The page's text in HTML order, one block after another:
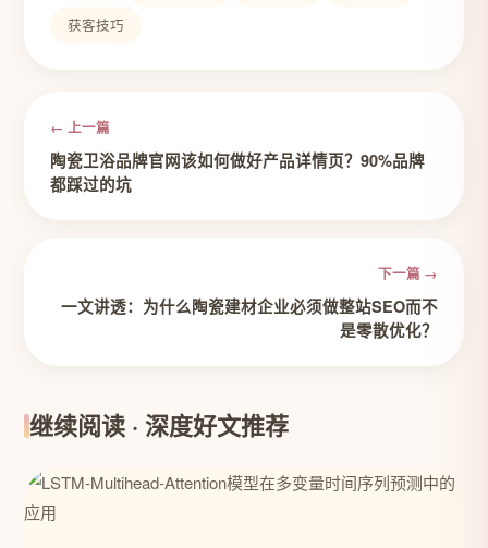
获客技巧
← 上一篇
陶瓷卫浴品牌官网该如何做好产品详情页？90%品牌
都踩过的坑
下一篇 →
一文讲透：为什么陶瓷建材企业必须做整站SEO而不
是零散优化？
继续阅读 · 深度好文推荐